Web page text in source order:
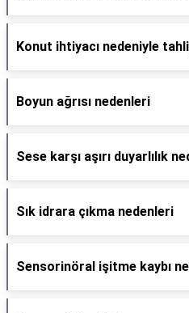
Konut ihtiyacı nedeniyle
Boyun ağrısı nedenleri
Sese karşı aşırı duyarlılık
Sık idrara çıkma nedenleri
Sensorinöral işitme kaybı